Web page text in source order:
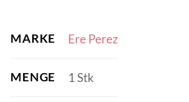
MARKE Ere Perez
MENGE 1 Stk